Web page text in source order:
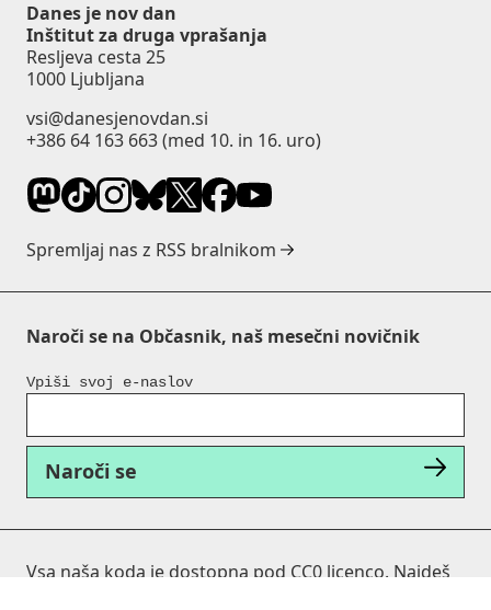
Danes je nov dan
Inštitut za druga vprašanja
Resljeva cesta 25
1000 Ljubljana
vsi@danesjenovdan.si
+386 64 163 663(med 10. in 16. uro)
Spremljaj nas z RSS bralnikom
Naroči se na Občasnik, naš mesečni novičnik
Vpiši svoj e-naslov
Naroči se
Vsa naša koda je dostopna pod CC0 licenco. Najdeš